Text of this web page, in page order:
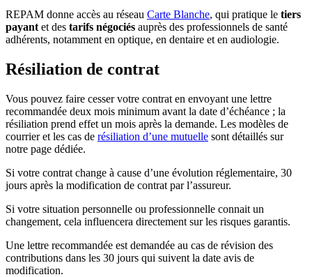
REPAM donne accès au réseau Carte Blanche, qui pratique le tiers
payant et des tarifs négociés auprès des professionnels de santé
adhérents, notamment en optique, en dentaire et en audiologie.
Résiliation de contrat
Vous pouvez faire cesser votre contrat en envoyant une lettre
recommandée deux mois minimum avant la date d’échéance ; la
résiliation prend effet un mois après la demande. Les modèles de
courrier et les cas de résiliation d’une mutuelle sont détaillés sur
notre page dédiée.
Si votre contrat change à cause d’une évolution réglementaire, 30
jours après la modification de contrat par l’assureur.
Si votre situation personnelle ou professionnelle connait un
changement, cela influencera directement sur les risques garantis.
Une lettre recommandée est demandée au cas de révision des
contributions dans les 30 jours qui suivent la date avis de
modification.